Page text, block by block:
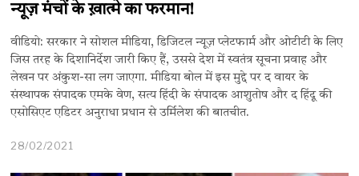
न्यूज़ मंचों के ख़ात्मे का फरमान!
वीडियो: सरकार ने सोशल मीडिया, डिजिटल न्यूज़ प्लेटफार्म और ओटीटी के लिए
जिस तरह के दिशानिर्देश जारी किए हैं, उससे देश में स्वतंत्र सूचना प्रवाह और
लेखन पर अंकुश-सा लग जाएगा. मीडिया बोल में इस मुद्दे पर द वायर के
संस्थापक संपादक एमके वेण, सत्य हिंदी के संपादक आशुतोष और द हिंदू की
एसोसिएट एडिटर अनुराधा प्रधान से उर्मिलेश की बातचीत.
28/02/2021